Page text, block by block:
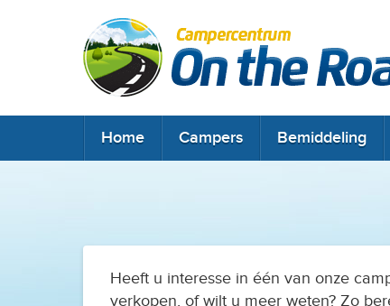
Home
Campers
Contact & locatie
Camperclub NKC
Home Campers Bemiddeling
Heeft u interesse in één van onze
verkopen, of wilt u meer weten? Zo